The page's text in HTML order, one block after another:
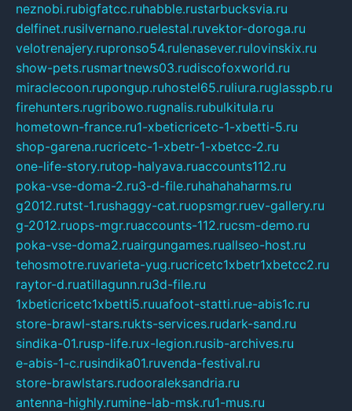
neznobi.rubigfatcc.ruhabble.rustarbucksvia.ru
delfinet.rusilvernano.ruelestal.ruvektor-doroga.ru
velotrenajery.rupronso54.rulenasever.rulovinskix.ru
show-pets.rusmartnews03.rudiscofoxworld.ru
miraclecoon.rupongup.ruhostel65.ruliura.ruglasspb.ru
firehunters.rugribowo.rugnalis.rubulkitula.ru
hometown-france.ru1-xbeticricetc-1-xbetti-5.ru
shop-garena.rucricetc-1-xbetr-1-xbetcc-2.ru
one-life-story.rutop-halyava.ruaccounts112.ru
poka-vse-doma-2.ru3-d-file.ruhahahaharms.ru
g2012.rutst-1.rushaggy-cat.ruopsmgr.ruev-gallery.ru
g-2012.ruops-mgr.ruaccounts-112.rucsm-demo.ru
poka-vse-doma2.ruairgungames.ruallseo-host.ru
tehosmotre.ruvarieta-yug.rucricetc1xbetr1xbetcc2.ru
raytor-d.ruatillagunn.ru3d-file.ru
1xbeticricetc1xbetti5.ruuafoot-statti.rue-abis1c.ru
store-brawl-stars.rukts-services.rudark-sand.ru
sindika-01.rusp-life.rux-legion.rusib-archives.ru
e-abis-1-c.rusindika01.ruvenda-festival.ru
store-brawlstars.rudooraleksandria.ru
antenna-highly.rumine-lab-msk.ru1-mus.ru